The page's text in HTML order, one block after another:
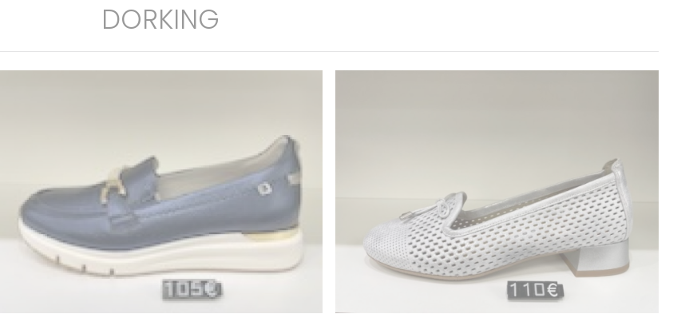
DORKING